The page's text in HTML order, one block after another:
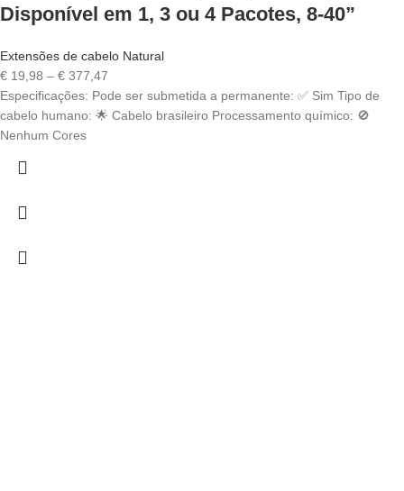
Disponível em 1, 3 ou 4 Pacotes, 8-40”
Extensões de cabelo Natural
€ 19,98 – € 377,47
range:
€ 19,98
Especificações: Pode ser submetida a permanente: ✅ Sim Tipo de
cabelo humano: 🌟 Cabelo brasileiro Processamento químico: 🚫
Nenhum Cores